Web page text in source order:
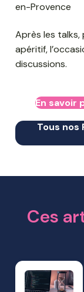
en-Provence
Après les talks,
apéritif,
discussions.
En savoir
Tous nos
Ces